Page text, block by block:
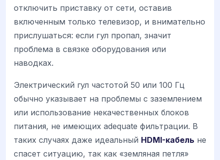
отключить приставку от сети, оставив
включенным только телевизор, и внимательно
прислушаться: если гул пропал, значит
проблема в связке оборудования или
наводках.
Электрический гул частотой 50 или 100 Гц
обычно указывает на проблемы с заземлением
или использование некачественных блоков
питания, не имеющих adequate фильтрации. В
таких случаях даже идеальный HDMI-кабель не
спасет ситуацию, так как «земляная петля»